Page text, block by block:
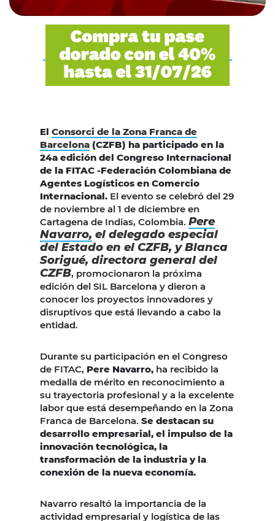
El Consorci de la Zona Franca de
Barcelona (CZFB) ha participado en la
24a edición del Congreso Internacional
de la FITAC -Federación Colombiana de
Agentes Logísticos en Comercio
Internacional. El evento se celebró del 29
de noviembre al 1 de diciembre en
Cartagena de Indias, Colombia. Pere
Navarro, el delegado especial
del Estado en el CZFB, y Blanca
Sorigué, directora general del
CZFB, promocionaron la próxima
edición del SIL Barcelona y dieron a
conocer los proyectos innovadores y
disruptivos que está llevando a cabo la
entidad.
Durante su participación en el Congreso
de FITAC, Pere Navarro, ha recibido la
medalla de mérito en reconocimiento a
su trayectoria profesional y a la excelente
labor que está desempeñando en la Zona
Franca de Barcelona. Se destacan su
desarrollo empresarial, el impulso de la
innovación tecnológica, la
transformación de la industria y la
conexión de la nueva economía.
Navarro resaltó la importancia de la
actividad empresarial y logística de las